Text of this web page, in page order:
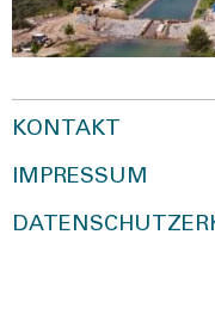
KONTAKT
IMPRESSUM